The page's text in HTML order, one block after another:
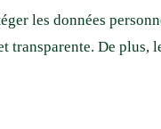
les données
transparente. De